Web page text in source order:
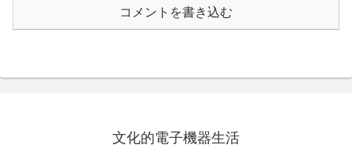
コメントを書き込む
文化的電子機器生活